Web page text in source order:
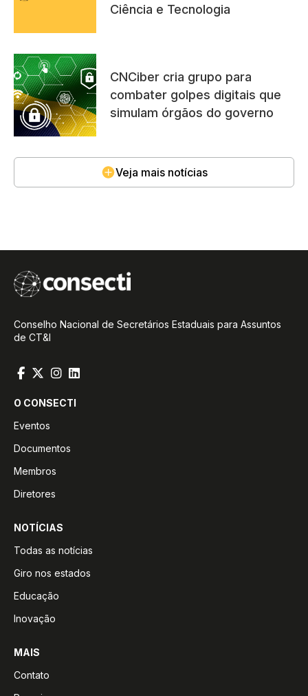
Ciência e Tecnologia
CNCiber cria grupo para
combater golpes digitais que
simulam órgãos do governo
Veja mais notícias
Conselho Nacional de Secretários Estaduais para Assuntos
de CT&I
O CONSECTI
Eventos
Documentos
Membros
Diretores
NOTÍCIAS
Todas as notícias
Giro nos estados
Educação
Inovação
MAIS
Contato